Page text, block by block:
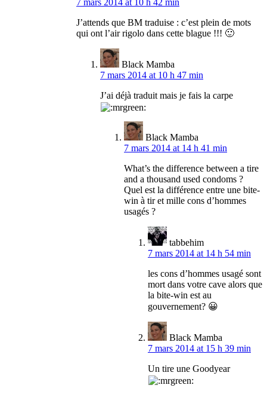
7 mars 2014 at 10 h 42 min
J’attends que BM traduise : c’est plein de mots
qui ont l’air rigolo dans cette blague !!! 🙂
Black Mamba
7 mars 2014 at 10 h 47 min
J’ai déjà traduit mais je fais la carpe
Black Mamba
7 mars 2014 at 14 h 41 min
What’s the difference between a tire
and a thousand used condoms ?
Quel est la différence entre une bite-
win à tir et mille cons d’hommes
usagés ?
tabbehim
7 mars 2014 at 14 h 54 min
les cons d’hommes usagé sont
mort dans votre cave alors que
la bite-win est au
gouvernement? 😀
Black Mamba
7 mars 2014 at 15 h 39 min
Un tire une Goodyear